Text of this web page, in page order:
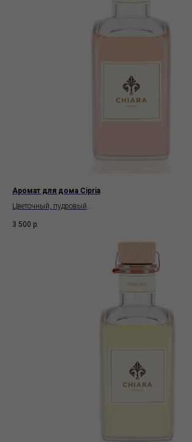
Аромат для дома Cipria
Цветочный, пудровый
3 500 р.